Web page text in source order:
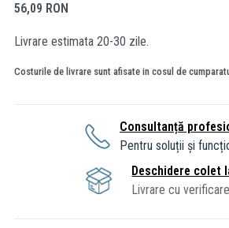
56,09 RON
Livrare estimata 20-30 zile.
Costurile de livrare sunt afisate in cosul de
Consultanță
Pentru soluții și
Deschidere colet
Livrare cu